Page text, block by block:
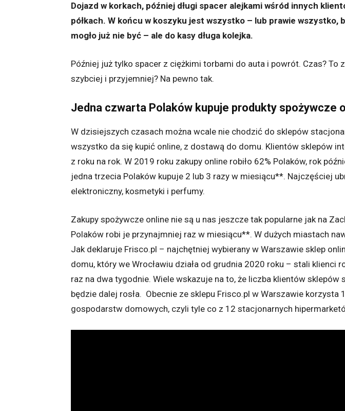
Dojazd w korkach, później długi spacer alejkami wśród innych
półkach. W końcu w koszyku jest wszystko – lub prawie wszystko,
mogło już nie być – ale do kasy długa kolejka.
Później już tylko spacer z ciężkimi torbami do auta i powrót. Czas? To
szybciej i przyjemniej? Na pewno tak.
Jedna czwarta Polaków kupuje produkty spożywcze
W dzisiejszych czasach można wcale nie chodzić do sklepów
wszystko da się kupić online, z dostawą do domu. Klientów sklepów
z roku na rok. W 2019 roku zakupy online robiło 62% Polaków, rok
jedna trzecia Polaków kupuje 2 lub 3 razy w miesiącu**. Najczęściej
elektroniczny, kosmetyki i perfumy.
Zakupy spożywcze online nie są u nas jeszcze tak popularne jak na
Polaków robi je przynajmniej raz w miesiącu**. W dużych miastach
Jak deklaruje Frisco.pl – najchętniej wybierany w Warszawie sklep
domu, który we Wrocławiu działa od grudnia 2020 roku – stali klienci
raz na dwa tygodnie. Wiele wskazuje na to, że liczba klientów sklepów
będzie dalej rosła. Obecnie ze sklepu Frisco.pl w Warszawie korzysta
gospodarstw domowych, czyli tyle co z 12 stacjonarnych